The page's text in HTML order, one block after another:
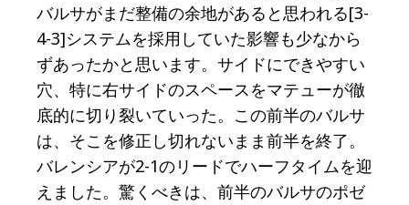
バルサがまだ整備の余地があると思われる[3-
4-3]システムを採用していた影響も少なから
ずあったかと思います。サイドにできやすい
穴、特に右サイドのスペースをマテューが徹
底的に切り裂いていった。この前半のバルサ
は、そこを修正し切れないまま前半を終了。
バレンシアが2-1のリードでハーフタイムを迎
えました。驚くべきは、前半のバルサのポゼ